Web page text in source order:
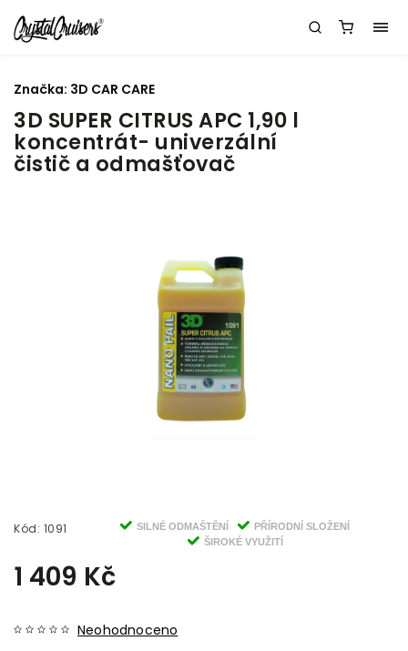
3D SUPER CITRUS APC 1,90 l
koncentrát- univerzální
čistič a odmašťovač
Kód: 1091 SILNÉ ODMAŠTĚNÍ
PŘÍRODNÍ SLOŽENÍ
ŠIROKÉ VYUŽITÍ
1 409 Kč
Neohodnoceno
Značka: 3D CAR CARE